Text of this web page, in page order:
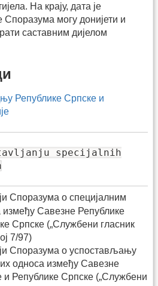
На крају, дата је
Споразума могу донијети и
саставним дијелом
Републике Српске и
specijalnih
Споразума о специјалним
Савезне Републике
Српске („Службени гласник
7/97)
Споразума о успостављању
односа између Савезне
и Републике Српске („Службени